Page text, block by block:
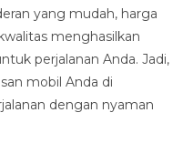
yang mudah, harga
menghasilkan
perjalanan Anda. Jadi,
mobil Anda di
dengan nyaman